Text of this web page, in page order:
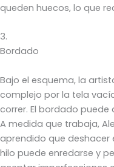
queden huecos, lo que
3.
Bordado
Bajo el esquema, la
complejo por la tela
correr. El bordado
A medida que trabaja,
aprendido que deshacer
hilo puede enredarse y